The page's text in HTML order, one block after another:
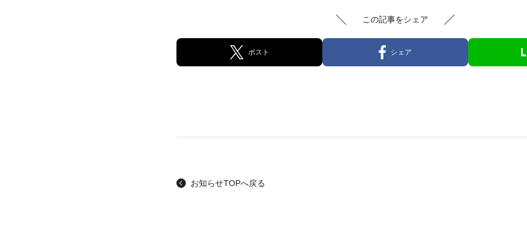
この記事をシェア
ポスト シェア
お知らせTOPへ戻る